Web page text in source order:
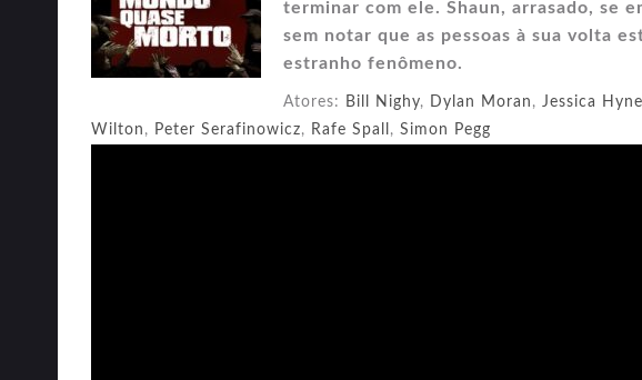
terminar com ele. Shaun, arrasado, se
sem notar que as pessoas à sua volta
estranho fenômeno.
Atores: Bill Nighy, Dylan Moran , Jessica
Wilton , Peter Serafinowicz, Rafe Spall , Simon Pegg